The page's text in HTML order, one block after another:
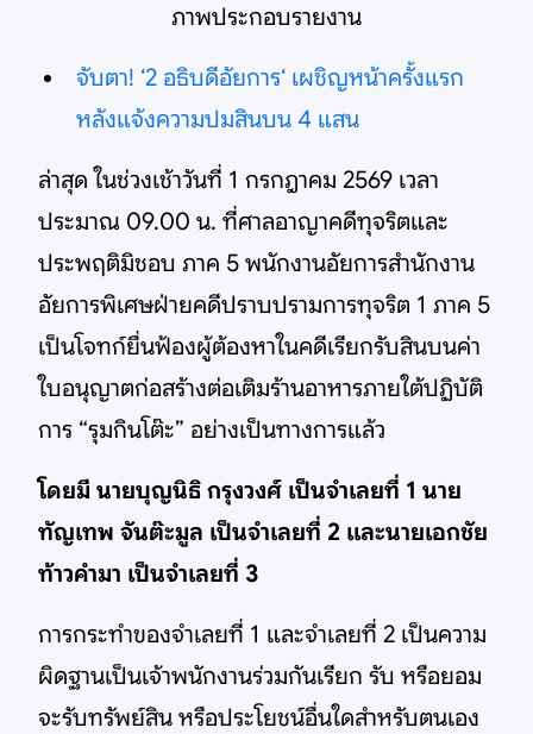
ภาพประกอบรายงาน
จับตา! ‘2 อธิบดีอัยการ‘ เผชิญหน้าครั้งแรก
หลังแจ้งความปมสินบน 4 แสน
ล่าสุด ในช่วงเช้าวันที่ 1 กรกฎาคม 2569 เวลา
ประมาณ 09.00 น. ที่ศาลอาญาคดีทุจริตและ
ประพฤติมิชอบ ภาค 5 พนักงานอัยการสำนักงาน
อัยการพิเศษฝ่ายคดีปราบปรามการทุจริต 1 ภาค 5
เป็นโจทก์ยื่นฟ้องผู้ต้องหาในคดีเรียกรับสินบนค่า
ใบอนุญาตก่อสร้างต่อเติมร้านอาหารภายใต้ปฏิบัติ
การ “รุมกินโต๊ะ” อย่างเป็นทางการแล้ว
โดยมี นายบุญนิธิ กรุงวงศ์ เป็นจำเลยที่ 1 นาย
ทัญเทพ จันต๊ะมูล เป็นจำเลยที่ 2 และนายเอกชัย
ท้าวคำมา เป็นจำเลยที่ 3
การกระทำของจำเลยที่ 1 และจำเลยที่ 2 เป็นความ
ผิดฐานเป็นเจ้าพนักงานร่วมกันเรียก รับ หรือยอม
จะรับทรัพย์สิน หรือประโยชน์อื่นใดสำหรับตนเอง